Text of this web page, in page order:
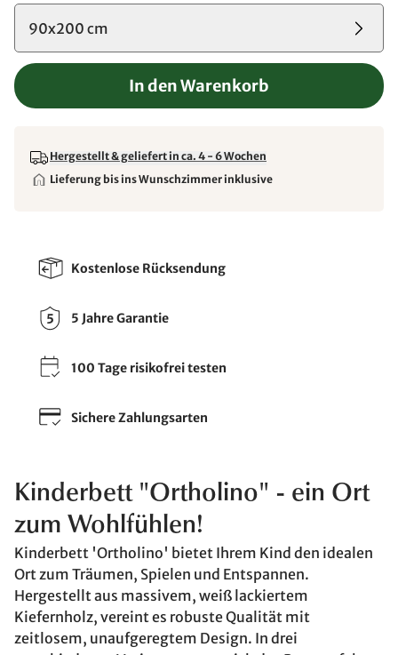
90x200 cm
In den Warenkorb
Hergestellt & geliefert in ca. 4 - 6 Wochen
Lieferung bis ins Wunschzimmer inklusive
Kostenlose Rücksendung
5 Jahre Garantie
100 Tage risikofrei testen
Sichere Zahlungsarten
Kinderbett "Ortholino" - ein Ort
zum Wohlfühlen!
Kinderbett 'Ortholino' bietet Ihrem Kind den idealen
Ort zum Träumen, Spielen und Entspannen.
Hergestellt aus massivem, weiß lackiertem
Kiefernholz, vereint es robuste Qualität mit
zeitlosem, unaufgeregtem Design. In drei